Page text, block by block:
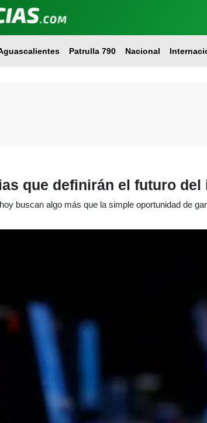
Patrulla 790 Nacional
que definirán el futuro
buscan algo más que la simple oportunidad de